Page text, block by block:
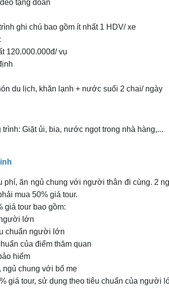
tặng đoàn
ghi chú bao gồm ít nhất 1 HDV/ xe
:
120.000.000đ/ vụ
du lịch, khăn lạnh + nước suối 2 chai/ ngày
Giặt ủi, bia, nước ngọt trong nhà hàng,...
phí, ăn ngủ chung với người thân đi cùng. 2
mua 50% giá tour.
giá tour bao gồm:
lớn
chuẩn người lớn
của điểm thăm quan
hiểm
ngủ chung với bố mẹ
giá tour, sử dụng theo tiêu chuẩn của người